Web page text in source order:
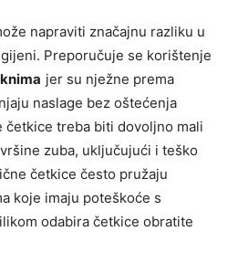
napraviti značajnu razliku u
Preporučuje se korištenje
jer su nježne prema
naslage bez oštećenja
četkice treba biti dovoljno mali
zuba, uključujući i teško
četkice često pružaju
koje imaju poteškoće s
odabira četkice obratite